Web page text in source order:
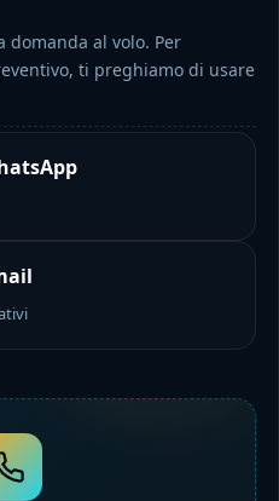
domanda al volo. Per
ti preghiamo di usare